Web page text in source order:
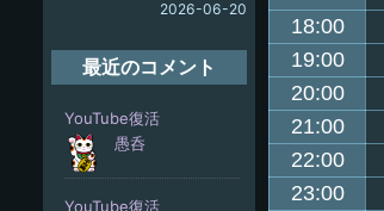
18:00
19:00
20:00
21:00
22:00
23:00
2026-06-20
最近のコメント